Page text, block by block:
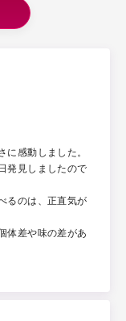
感動しました。
発見しましたので
るのは、正直気が
体差や味の差があ